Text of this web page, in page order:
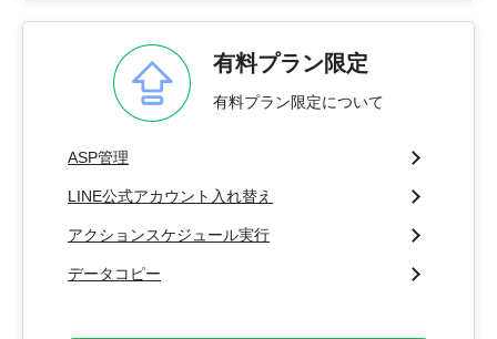
有料プラン限定
有料プラン限定について
ASP管理
LINE公式アカウント入れ替え
アクションスケジュール実行
データコピー